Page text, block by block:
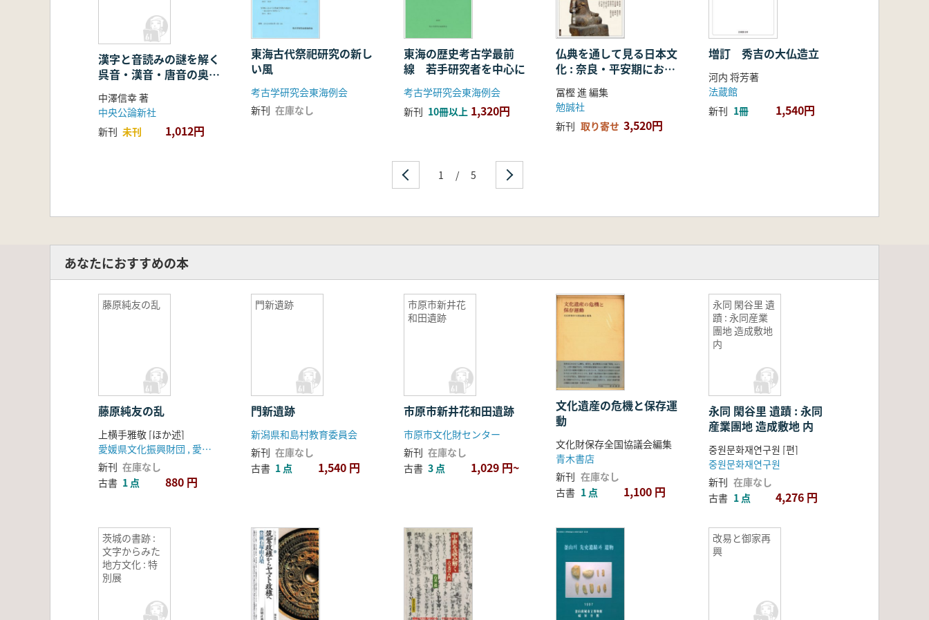
漢字と音読みの謎を解く
呉音・漢音・唐音の奥深
い世界
中澤信幸 著
中央公論新社
新刊 未刊 1,012円
東海古代祭祀研究の新し
い風
考古学研究会東海例会
新刊 在庫なし
東海の歴史考古学最前
線 若手研究者を中心に
考古学研究会東海例会
新刊 10冊以上 1,320円
仏典を通して見る日本文
化 : 奈良・平安期におけ
る仏教の受容・融合・展
開
冨樫 進 編集
勉誠社
新刊 取り寄せ 3,520円
増訂 秀吉の大仏造立
河内 将芳著
法蔵館
新刊 1冊 1,540円
1 / 5
あなたにおすすめの本
藤原純友の乱
藤原純友の乱
上横手雅敬 [ほか述]
愛媛県文化振興財団 , 愛媛県教科図書 (発売)
新刊 在庫なし
古書 1 点 880 円
門新遺跡
門新遺跡
新潟県和島村教育委員会
新刊 在庫なし
古書 1 点 1,540 円
市原市新井花
和田遺跡
市原市新井花和田遺跡
市原市文化財センター
新刊 在庫なし
古書 3 点 1,029 円~
文化遺産の危機と保存運
動
文化財保存全国協議会編集
青木書店
新刊 在庫なし
古書 1 点 1,100 円
永同 閑谷里 遺
蹟 : 永同産業
團地 造成敷地
内
永同 閑谷里 遺蹟 : 永同
産業團地 造成敷地 内
중원문화재연구원 [편]
중원문화재연구원
新刊 在庫なし
古書 1 点 4,276 円
茨城の書跡 :
文字からみた
地方文化 : 特
別展
改易と御家再
興